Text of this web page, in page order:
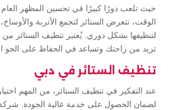
حيث تلعب دورًا كبيرًا في تحسين المظهر
الوقت، تتعرض الستائر لتجمع الأتربة
لتنظيفها بشكل دوري. يُعتبر تنظيف الستائر
تزيد من راحتك وتساعد في الحفاظ على الجو
تنظيف الستائر في دبي
عند التفكير في تنظيف الستائر، من المهم
لضمان الحصول على خدمة عالية الجودة.